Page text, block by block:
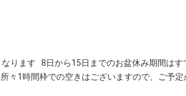
ります 8日から15日までのお盆休み期間はす
々1時間枠での空きはございますので、ご予定